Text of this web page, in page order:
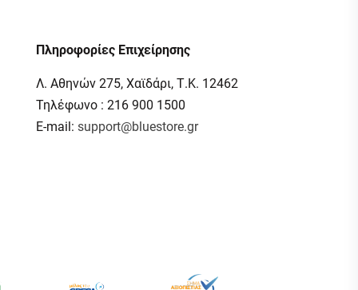
Πληροφορίες Επιχείρησης
Λ. Αθηνών 275, Χαϊδάρι, Τ.Κ. 12462
Τηλέφωνο : 216 900 1500
E-mail: support@bluestore.gr